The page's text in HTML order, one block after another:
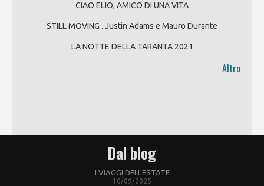
CIAO ELIO, AMICO DI UNA VITA
STILL MOVING . Justin Adams e Mauro Durante
LA NOTTE DELLA TARANTA 2021
Altro
Dal blog
I VIAGGI DELL'ESTATE
10/09/2025